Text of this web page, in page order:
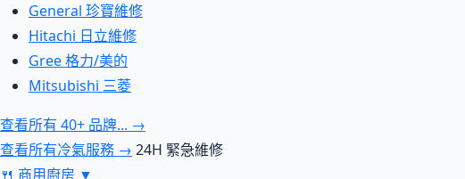
General 珍寶維修
Hitachi 日立維修
Gree 格力/美的
Mitsubishi 三菱
查看所有 40+ 品牌... →
查看所有冷氣服務 → 24H 緊急維修
🍴 商用廚房 ▼